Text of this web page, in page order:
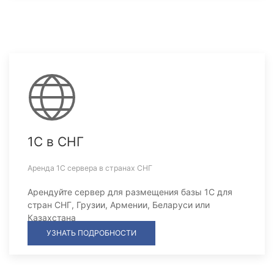
1С в СНГ
Аренда 1С сервера в странах СНГ
Арендуйте сервер для размещения базы 1С для
стран СНГ, Грузии, Армении, Беларуси или
Казахстана
УЗНАТЬ ПОДРОБНОСТИ